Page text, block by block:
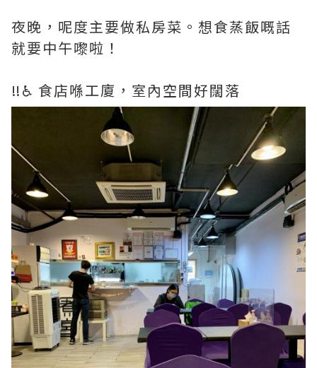
夜晚，呢度主要做私房菜。想食蒸飯嘅話
就要中午嚟啦！
‼️♿️ 食店喺工廈，室內空間好闊落